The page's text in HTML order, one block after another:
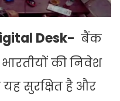
Desk- बैंक
की निवेश
सुरक्षित है और